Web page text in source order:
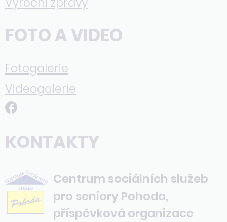
FOTO A VIDEO
Fotogalerie
Videogalerie
KONTAKTY
Centrum sociálních služeb
pro seniory Pohoda,
příspěvková organizace